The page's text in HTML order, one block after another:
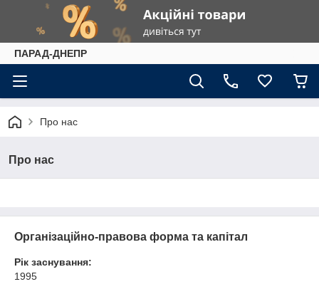
ПАРАД-ДНЕПР
Про нас
Про нас
Організаційно-правова форма та капітал
Рік заснування:
1995